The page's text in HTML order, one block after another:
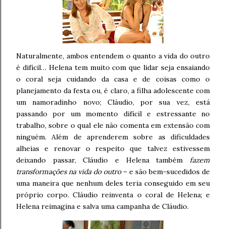
Naturalmente, ambos entendem o quanto a vida do outro
é difícil… Helena tem muito com que lidar seja ensaiando
o coral seja cuidando da casa e de coisas como o
planejamento da festa ou, é claro, a filha adolescente com
um namoradinho novo; Cláudio, por sua vez, está
passando por um momento difícil e estressante no
trabalho, sobre o qual ele não comenta em extensão com
ninguém. Além de aprenderem sobre as dificuldades
alheias e renovar o respeito que talvez estivessem
deixando passar, Cláudio e Helena também fazem
transformações na vida do outro– e são bem-sucedidos de
uma maneira que nenhum deles teria conseguido em seu
próprio corpo. Cláudio reinventa o coral de Helena; e
Helena reimagina e salva uma campanha de Cláudio.